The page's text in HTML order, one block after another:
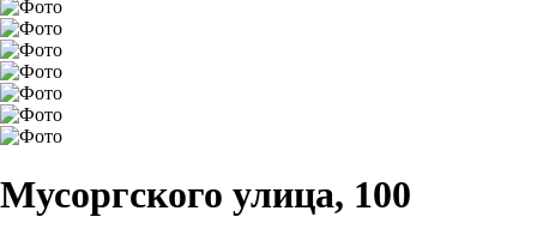
Мусоргского улица, 100